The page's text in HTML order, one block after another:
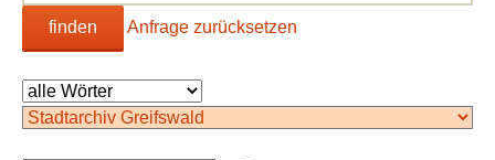
finden Anfrage zurücksetzen